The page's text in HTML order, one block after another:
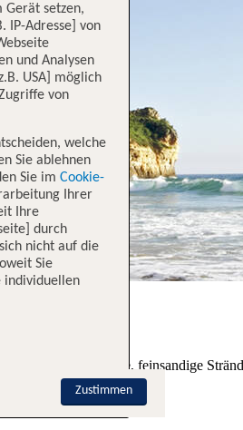
bietet lange, feinsandige
setzen,
IP-Adresse] von
und Analysen
USA] möglich
von
welche
Sie ablehnen
Sie im Cookie-
Ihrer
Ihre
durch
nicht auf die
Sie
individuellen
Zustimmen